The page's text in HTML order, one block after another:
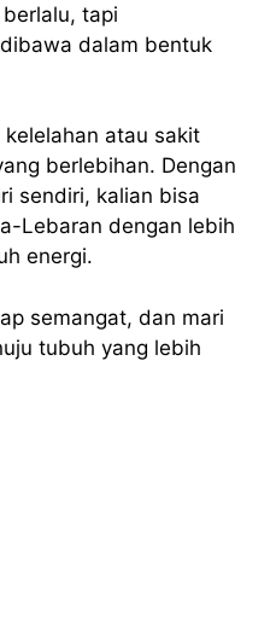
tapi
dalam bentuk
atau sakit
berlebihan. Dengan
sendiri, kalian bisa
Lebaran dengan lebih
energi.
semangat, dan mari
tubuh yang lebih